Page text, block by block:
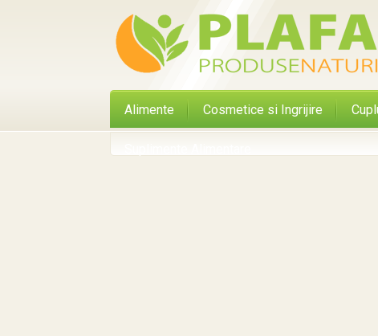
Alimente Cosmetice si Ingrijire